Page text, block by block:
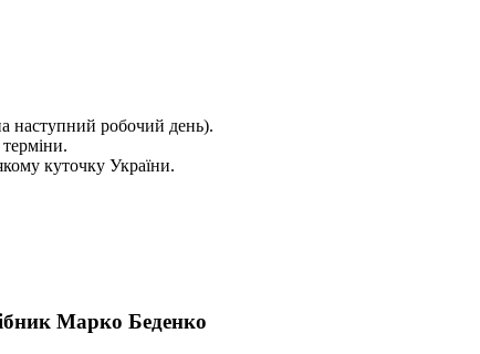
наступний робочий день).
куточку України.
Марко Беденко